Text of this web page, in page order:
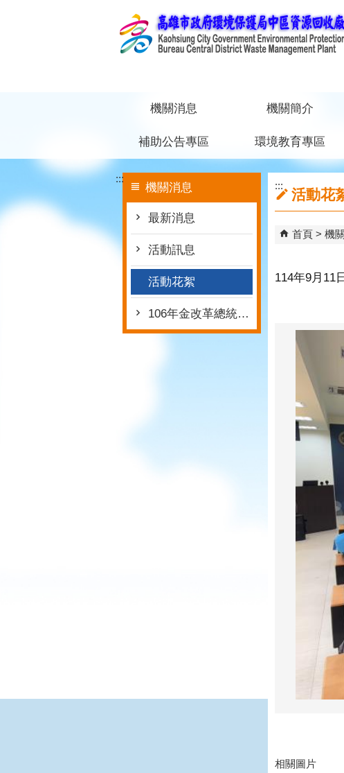
機關消息 機關簡介
補助公告專區 環境教育專區
:::
機關消息
最新消息
活動訊息
活動花絮
106年金改革總統府版本
:::
活動花
首頁 機
114年9月11
相關圖片